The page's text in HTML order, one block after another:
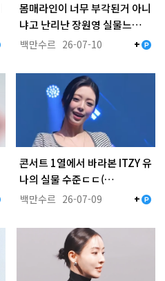
몸매라인이 너무 부각된거 아니
냐고 난리난 장원영 실물느…
백만수르 26-07-10 +
콘서트 1열에서 바라본 ITZY 유
나의 실물 수준ㄷㄷ(…
백만수르 26-07-09 +